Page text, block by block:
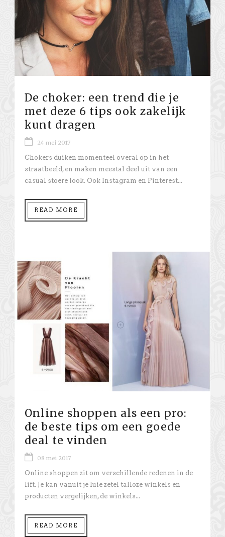
De choker: een trend die je
met deze 6 tips ook zakelijk
kunt dragen
24 mei 2017
Chokers duiken momenteel overal op in het
straatbeeld, en maken meestal deel uit van een
casual stoere look. Ook Instagram en Pinterest...
READ MORE
Online shoppen als een pro:
de beste tips om een goede
deal te vinden
08 mei 2017
Online shoppen zit om verschillende redenen in de
lift. Je kan vanuit je luie zetel talloze winkels en
producten vergelijken, de winkels...
READ MORE